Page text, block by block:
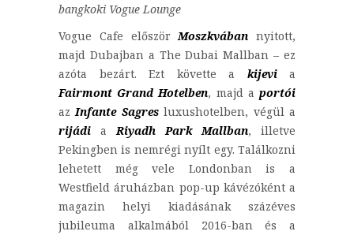
bangkoki Vogue Lounge
Vogue Cafe először Moszkvában nyitott,
majd Dubajban a The Dubai Mallban – ez
azóta bezárt. Ezt követte a kijevia
Fairmont Grand Hotelben, majd aportói
az Infante Sagresluxushotelben, végül a
rijádi a Riyadh Park Mallban, illetve
Pekingben is nemrégi nyílt egy. Találkozni
lehetett még vele Londonban is a
Westfield áruházban pop-up kávézóként a
magazin helyi kiadásának százéves
jubileuma alkalmából 2016-ban és a